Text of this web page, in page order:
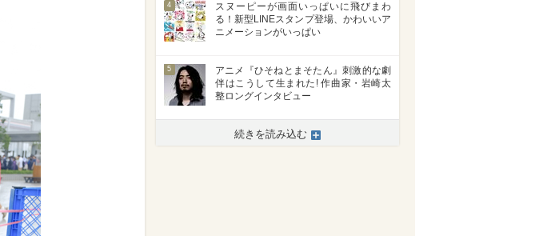
4
スヌーピーが画面いっぱいに飛びまわ
る！新型LINEスタンプ登場、かわいいア
ニメーションがいっぱい
5
アニメ『ひそねとまそたん』刺激的な劇
伴はこうして生まれた! 作曲家・岩崎太
整ロングインタビュー
続きを読み込む